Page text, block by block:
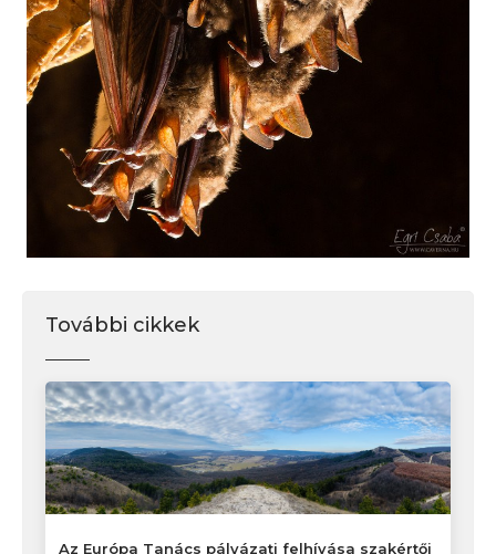
További cikkek
Az Európa Tanács pályázati felhívása szakértői